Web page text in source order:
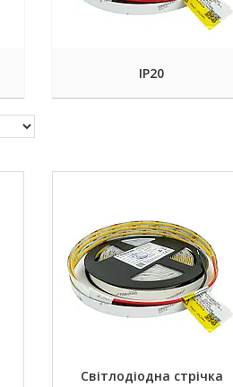
IP20
Світлодіодна стрічка